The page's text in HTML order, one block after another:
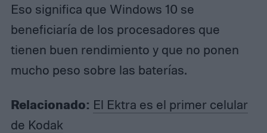
Eso significa que Windows 10 se
beneficiaría de los procesadores que
tienen buen rendimiento y que no ponen
mucho peso sobre las baterías.
Relacionado: El Ektra es el primer celular
de Kodak